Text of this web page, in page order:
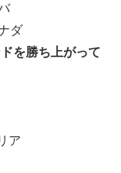
ダ
を勝ち上がって
ア